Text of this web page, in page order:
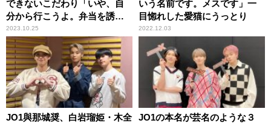
できないこだわり「いや、自
分から行こうよ。弁当を誘
え！」
2023.10.25
いう名前です。メスです」一
目惚れした愛猫にうっとり
2022.12.03
JO1與那城奨、白岩瑠姫・木全
JO1の本名が芸名のような３